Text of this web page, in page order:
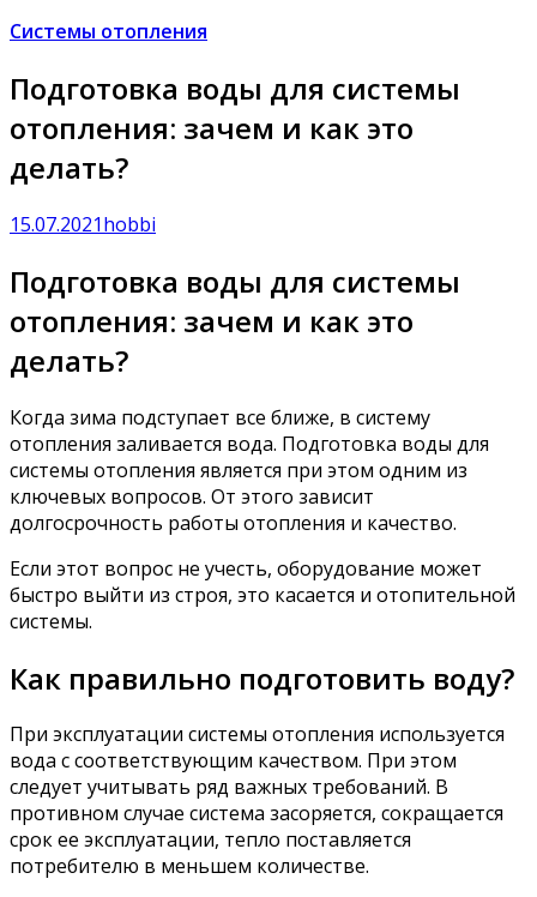
Системы отопления
Подготовка воды для системы
отопления: зачем и как это
делать?
15.07.2021hobbi
Подготовка воды для системы
отопления: зачем и как это
делать?
Когда зима подступает все ближе, в систему
отопления заливается вода. Подготовка воды для
системы отопления является при этом одним из
ключевых вопросов. От этого зависит
долгосрочность работы отопления и качество.
Если этот вопрос не учесть, оборудование может
быстро выйти из строя, это касается и отопительной
системы.
Как правильно подготовить воду?
При эксплуатации системы отопления используется
вода с соответствующим качеством. При этом
следует учитывать ряд важных требований. В
противном случае система засоряется, сокращается
срок ее эксплуатации, тепло поставляется
потребителю в меньшем количестве.